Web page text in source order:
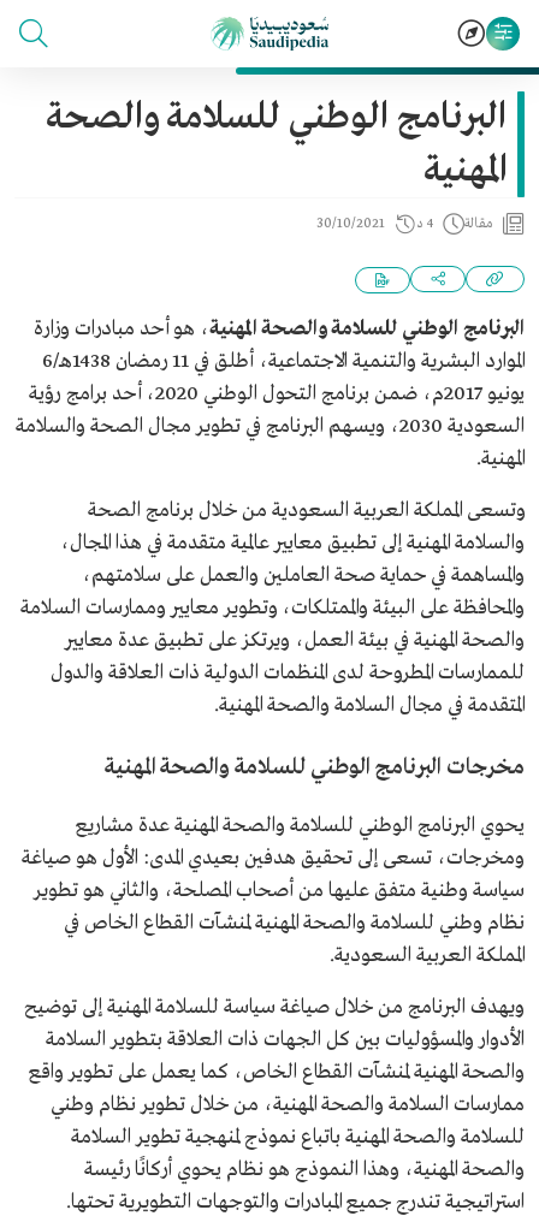
البرنامج الوطني للسلامة والصحة
المهنية
مقالة 4 د 30/10/2021
البرنامج الوطني للسلامة والصحة المهنية، هو أحد مبادرات وزارة
الموارد البشرية والتنمية الاجتماعية، أطلق في 11 رمضان 1438هـ/6
يونيو 2017م، ضمن برنامج التحول الوطني 2020، أحد برامج رؤية
السعودية 2030، ويسهم البرنامج في تطوير مجال الصحة والسلامة
المهنية.
وتسعى المملكة العربية السعودية من خلال برنامج الصحة
والسلامة المهنية إلى تطبيق معايير عالمية متقدمة في هذا المجال،
والمساهمة في حماية صحة العاملين والعمل على سلامتهم،
والمحافظة على البيئة والممتلكات، وتطوير معايير وممارسات السلامة
والصحة المهنية في بيئة العمل، ويرتكز على تطبيق عدة معايير
للممارسات المطروحة لدى المنظمات الدولية ذات العلاقة والدول
المتقدمة في مجال السلامة والصحة المهنية.
مخرجات البرنامج الوطني للسلامة والصحة المهنية
يحوي البرنامج الوطني للسلامة والصحة المهنية عدة مشاريع
ومخرجات، تسعى إلى تحقيق هدفين بعيدي المدى: الأول هو صياغة
سياسة وطنية متفق عليها من أصحاب المصلحة، والثاني هو تطوير
نظام وطني للسلامة والصحة المهنية لمنشآت القطاع الخاص في
المملكة العربية السعودية.
ويهدف البرنامج من خلال صياغة سياسة للسلامة المهنية إلى توضيح
الأدوار والمسؤوليات بين كل الجهات ذات العلاقة بتطوير السلامة
والصحة المهنية لمنشآت القطاع الخاص، كما يعمل على تطوير واقع
ممارسات السلامة والصحة المهنية، من خلال تطوير نظام وطني
للسلامة والصحة المهنية باتباع نموذج لمنهجية تطوير السلامة
والصحة المهنية، وهذا النموذج هو نظام يحوي أركانًا رئيسة
استراتيجية تندرج جميع المبادرات والتوجهات التطويرية تحتها.